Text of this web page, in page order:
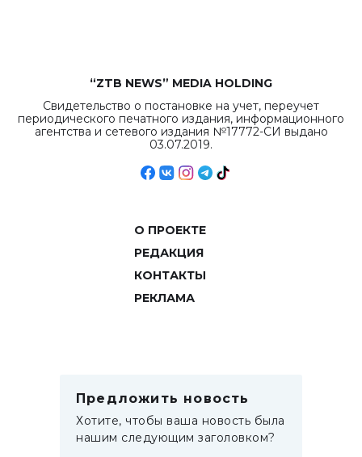
“ZTB NEWS” MEDIA HOLDING
Свидетельство о постановке на учет, переучет
периодического печатного издания, информационного
агентства и сетевого издания №17772-СИ выдано
03.07.2019.
О ПРОЕКТЕ
РЕДАКЦИЯ
КОНТАКТЫ
РЕКЛАМА
Предложить новость
Хотите, чтобы ваша новость была
нашим следующим заголовком?